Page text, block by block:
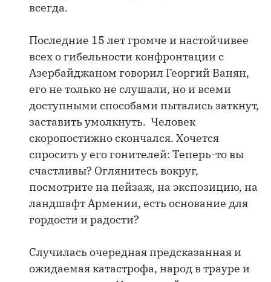
всегда.
Последние 15 лет громче и настойчивее
всех о гибельности конфронтации с
Азербайджаном говорил Георгий Ванян,
его не только не слушали, но и всеми
доступными способами пытались заткнут,
заставить умолкнуть. Человек
скоропостижно скончался. Хочется
спросить у его гонителей: Теперь-то вы
счастливы? Оглянитесь вокруг,
посмотрите на пейзаж, на экспозицию, на
ландшафт Армении, есть основание для
гордости и радости?
Случилась очередная предсказанная и
ожидаемая катастрофа, народ в трауре и